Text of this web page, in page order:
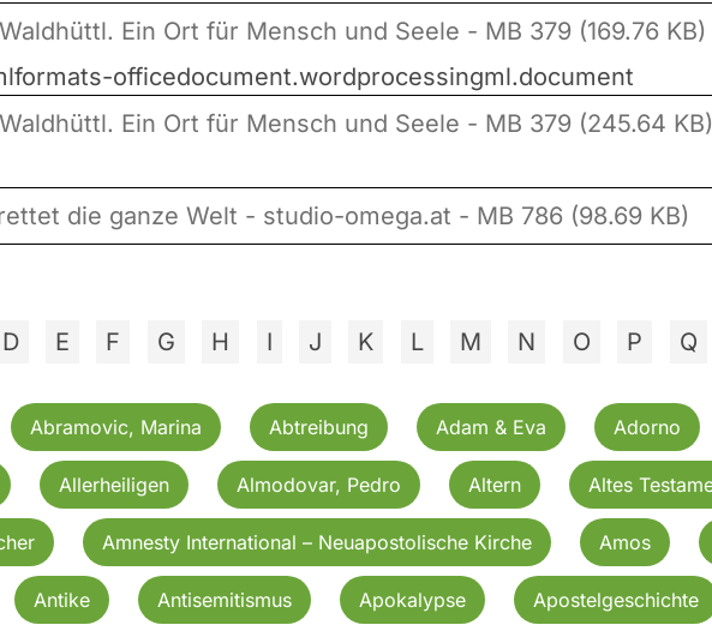
Ein Ort für Mensch und Seele - MB 379 (169.76 KB)
officedocument.wordprocessingml.document
Ein Ort für Mensch und Seele - MB 379 (245.64 KB)
die ganze Welt - studio-omega.at - MB 786 (98.69 KB)
D E F G H I J K L M N O P Q
Abramovic, Marina Abtreibung Adam & Eva Adorno
Allerheiligen Almodovar, Pedro Altern Altes
Amnesty International – Neuapostolische Kirche Amos
Antike Antisemitismus Apokalypse Apostelgeschichte